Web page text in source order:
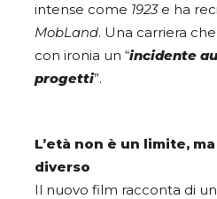
intense come 1923e ha
MobLand. Una carriera
con ironia un “incidente
progetti”.
L’età non è un limite,
diverso
Il nuovo film racconta di